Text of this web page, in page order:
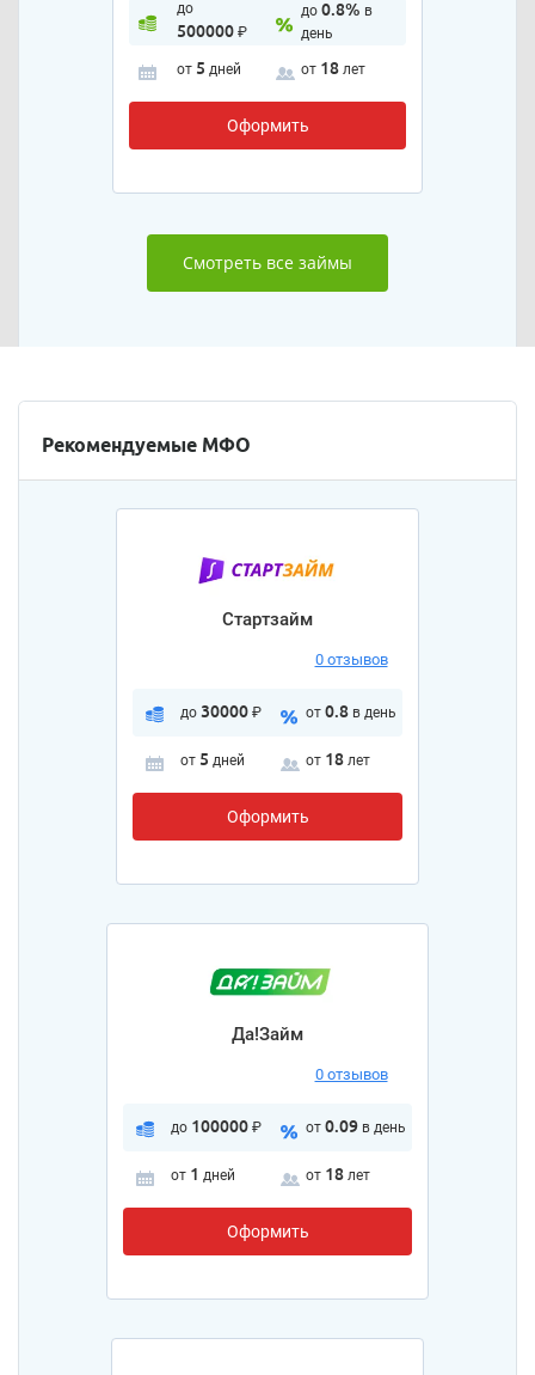
до
500000₽
до 0.8% в
день
от 5 дней от 18 лет
Оформить
Смотреть все займы
Рекомендуемые МФО
Стартзайм
0 отзывов
до 30000 ₽ от 0.8 в день
от 5 дней от 18 лет
Оформить
Да!Займ
0 отзывов
до 100000 ₽ от 0.09 в день
от 1 дней от 18 лет
Оформить